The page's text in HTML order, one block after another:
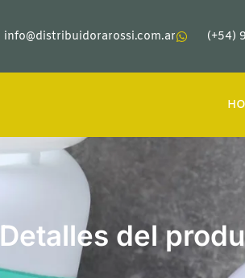
info@distribuidorarossi.com.ar (+54)
Detalles del